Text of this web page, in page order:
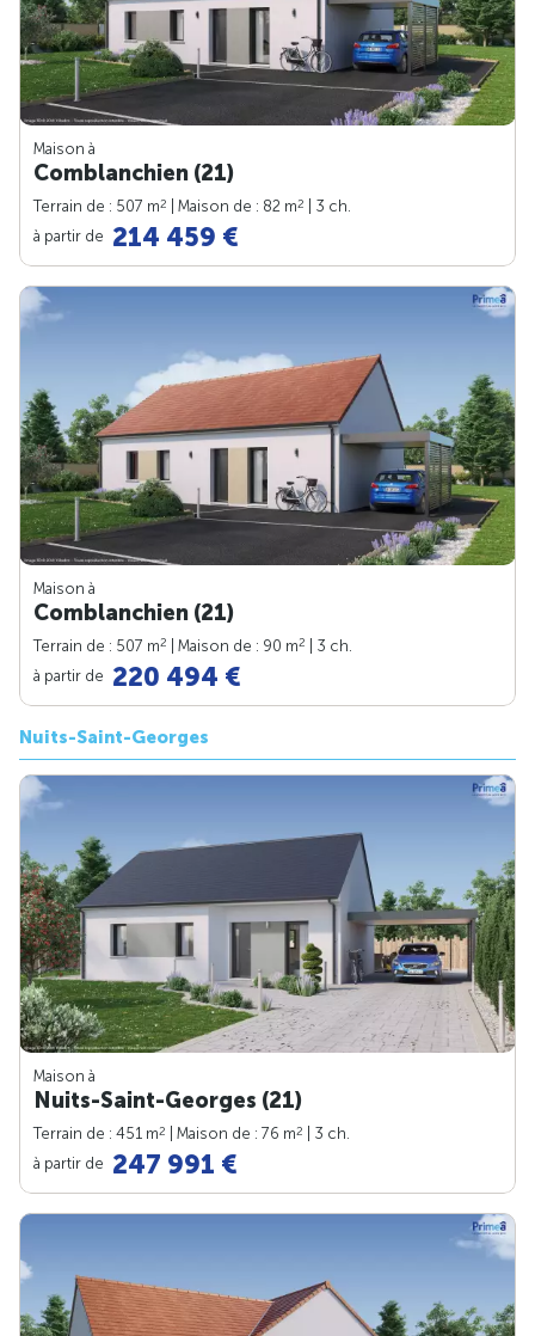
Maison à
Comblanchien (21)
Terrain de : 507 m2 | Maison de : 82 m2
| 3 ch.
à partir de 214 459 €
Maison à
Comblanchien (21)
Terrain de : 507 m2 | Maison de : 90 m2
| 3 ch.
à partir de 220 494 €
Nuits-Saint-Georges
Maison à
Nuits-Saint-Georges (21)
Terrain de : 451 m2 | Maison de : 76 m2
| 3 ch.
à partir de 247 991 €